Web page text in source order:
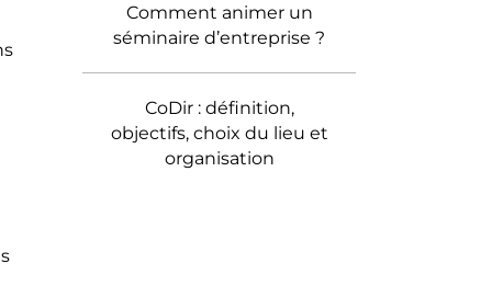
Comment animer un
séminaire d’entreprise ?
CoDir : définition,
objectifs, choix du lieu et
organisation